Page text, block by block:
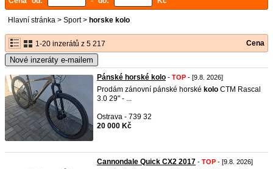
Hlavní stránka > Sport> horske kolo
1-20 inzerátů z 5 217 Cena
Nové inzeráty e-mailem
Pánské horské kolo - TOP - [9.8. 2026]
Prodám zánovní pánské horské kolo CTM Rascal
3.0 29" - ...
Ostrava - 739 32
20 000 Kč
Cannondale Quick CX2 2017 - TOP - [9.8. 2026]